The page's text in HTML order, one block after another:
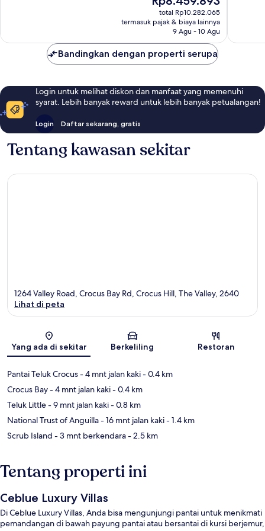
sekarang
Rp8.459.893
total Rp10.282.065
termasuk pajak & biaya lainnya
9 Agu - 10 Agu
Bandingkan dengan properti serupa
Login untuk melihat diskon dan manfaat yang memenuhi
syarat. Lebih banyak reward untuk lebih banyak petualangan!
Login Daftar sekarang, gratis
Tentang kawasan sekitar
Peta
1264 Valley Road, Crocus Bay Rd, Crocus Hill, The Valley, 2640
Lihat di peta
Yang ada di sekitar Berkeliling Restoran
Pantai Teluk Crocus- 4 mnt jalan kaki- 0.4 km
Crocus Bay- 4 mnt jalan kaki- 0.4 km
Teluk Little- 9 mnt jalan kaki- 0.8 km
National Trust of Anguilla- 16 mnt jalan kaki- 1.4 km
Scrub Island - 3 mnt berkendara- 2.5 km
Tentang properti ini
Ceblue Luxury Villas
Di Ceblue Luxury Villas, Anda bisa mengunjungi pantai untuk menikmati
pemandangan di bawah payung pantai atau bersantai di kursi berjemur,